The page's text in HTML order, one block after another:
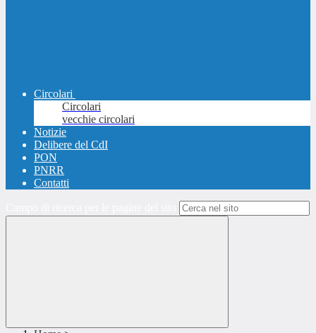
Circolari
Circolari
vecchie circolari
Notizie
Delibere del CdI
PON
PNRR
Contatti